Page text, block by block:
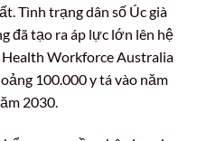
Tình trạng dân số Úc già
đã tạo ra áp lực lớn lên hệ
Health Workforce Australia
100.000 y tá vào năm
2030.